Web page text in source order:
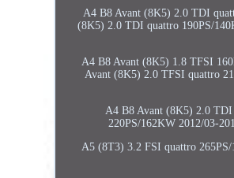
A4 B8 Avant (8K5) 2.0 TDI
(8K5) 2.0 TDI quattro 190PS/
A4 B8 Avant (8K5) 1.8 TFSI
Avant (8K5) 2.0 TFSI quattro
A4 B8 Avant (8K5) 2.0
220PS/162KW 2012/03-
A5 (8T3) 3.2 FSI quattro